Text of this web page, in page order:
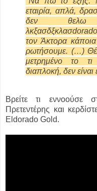
εταιρία, απλά,
δεν θελω
τον Άκτορα
ρωτήσουμε. (…)
μετρημένο το τι
διαπλοκή, δεν είναι
Βρείτε τι εννοούσε
Πρετεντέρης και
Eldorado Gold.